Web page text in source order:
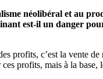
néolibéral et au
est-il un danger
profits, c’est la vente
profits, mais à la base,